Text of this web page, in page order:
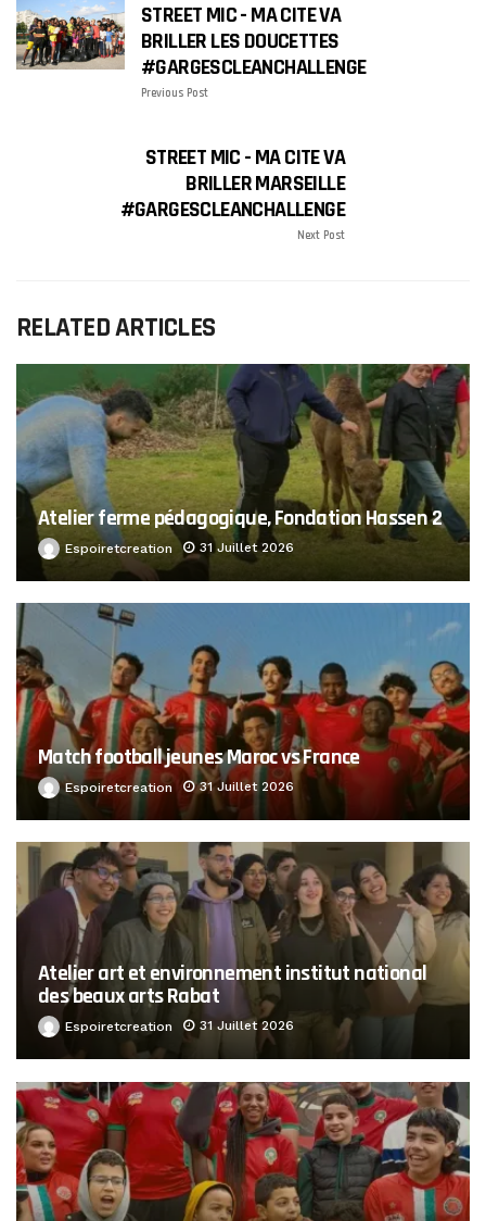
STREET MIC - MA CITE VA
BRILLER LES DOUCETTES
#GARGESCLEANCHALLENGE
Previous Post
STREET MIC - MA CITE VA
BRILLER MARSEILLE
#GARGESCLEANCHALLENGE
Next Post
RELATED ARTICLES
Atelier ferme pédagogique, Fondation Hassen 2
Espoiretcreation 31 Juillet 2026
Match football jeunes Maroc vs France
Espoiretcreation 31 Juillet 2026
Atelier art et environnement institut national
des beaux arts Rabat
Espoiretcreation 31 Juillet 2026